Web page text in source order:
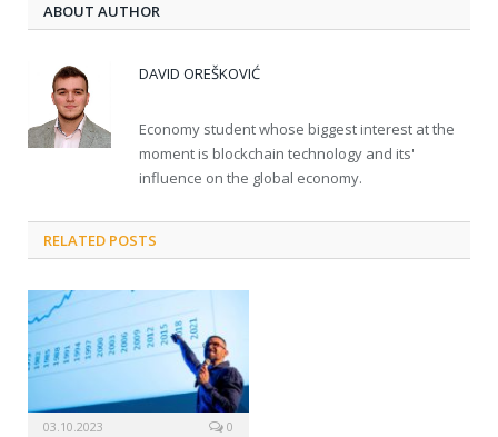
ABOUT AUTHOR
DAVID OREŠKOVIĆ
Economy student whose biggest interest at the
moment is blockchain technology and its'
influence on the global economy.
RELATED POSTS
03.10.2023 0